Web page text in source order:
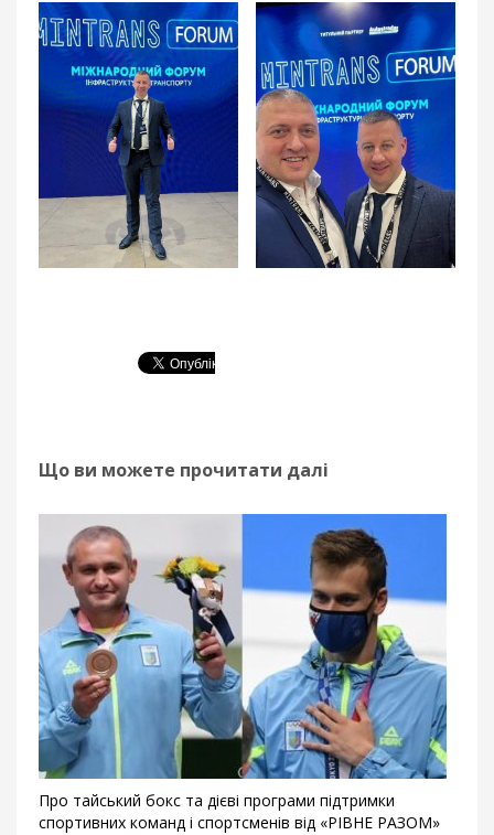
Що ви можете прочитати далі
Про тайський бокс та дієві програми підтримки
спортивних команд і спортсменів від «РІВНЕ РАЗОМ»